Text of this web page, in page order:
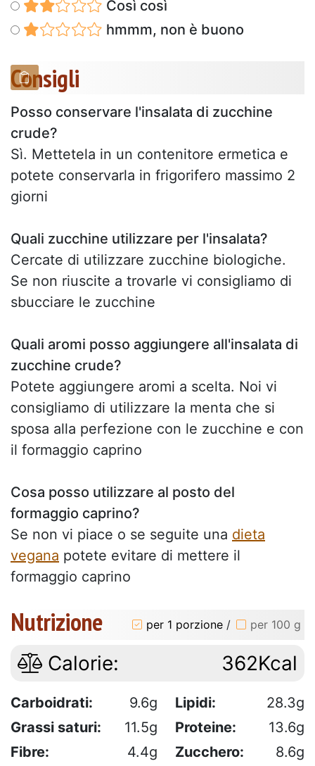
Così così
hmmm, non è buono
Consigli
Posso conservare l'insalata di zucchine
crude?
Sì. Mettetela in un contenitore ermetica e
potete conservarla in frigorifero massimo 2
giorni
Quali zucchine utilizzare per l'insalata?
Cercate di utilizzare zucchine biologiche.
Se non riuscite a trovarle vi consigliamo di
sbucciare le zucchine
Quali aromi posso aggiungere all'insalata di
zucchine crude?
Potete aggiungere aromi a scelta. Noi vi
consigliamo di utilizzare la menta che si
sposa alla perfezione con le zucchine e con
il formaggio caprino
Cosa posso utilizzare al posto del
formaggio caprino?
Se non vi piace o se seguite una dieta
vegana potete evitare di mettere il
formaggio caprino
Nutrizione per 1 porzione / per 100 g
Calorie: 362Kcal
Carboidrati: 9.6g Lipidi:
28.3g
Grassi saturi:
11.5g Proteine:
13.6g
Fibre:
4.4g Zucchero:
8.6g